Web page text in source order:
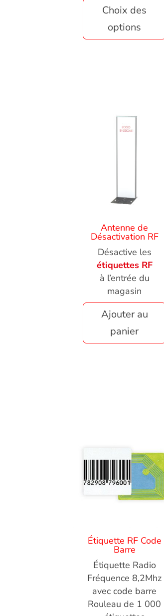
Choix des
options
Antenne de
Désactivation RF
Désactive les
étiquettes RF
à l’entrée du
magasin
Ajouter au
panier
Étiquette RF Code
Barre
Étiquette Radio
Fréquence 8,2Mhz
avec code barre
Rouleau de 1 000